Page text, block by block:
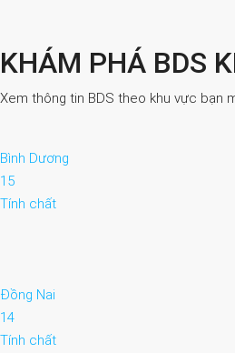
KHÁM PHÁ BDS
Xem thông tin BDS theo khu vực bạn
Bình Dương
15
Tính chất
Đồng Nai
14
Tính chất